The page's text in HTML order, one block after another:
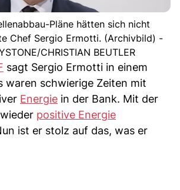
Pläne hätten sich nicht
Chef Sergio Ermotti. (Archivbild) -
CHRISTIAN BEUTLER
sagt Sergio Ermotti in einem
waren schwierige Zeiten mit
Energie in der Bank. Mit der
positive Energie
ist er stolz auf das, was er